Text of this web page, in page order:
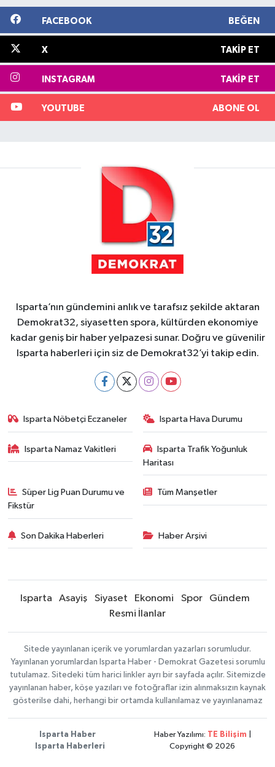
FACEBOOK BEĞEN
X TAKIP ET
INSTAGRAM TAKIP ET
YOUTUBE ABONE OL
Isparta’nın gündemini anlık ve tarafsız şekilde aktaran
Demokrat32, siyasetten spora, kültürden ekonomiye
kadar geniş bir haber yelpazesi sunar. Doğru ve güvenilir
Isparta haberleri için siz de Demokrat32’yi takip edin.
Isparta Nöbetçi Eczaneler Isparta Hava Durumu
Isparta Namaz Vakitleri
Isparta Trafik Yoğunluk
Haritası
Süper Lig Puan Durumu ve
Fikstür
Tüm Manşetler
Son Dakika Haberleri Haber Arşivi
Isparta Asayiş Siyaset Ekonomi Spor
Gündem
Resmi İlanlar
Sitede yayınlanan içerik ve yorumlardan yazarları sorumludur.
Yayınlanan yorumlardan Isparta Haber - Demokrat Gazetesi sorumlu
tutulamaz. Sitedeki tüm harici linkler ayrı bir sayfada açılır. Sitemizde
yayınlanan haber, köşe yazıları ve fotoğraflar izin alınmaksızın kaynak
gösterilse dahi, herhangi bir ortamda kullanılamaz ve yayınlanamaz
Isparta Haber
Isparta Haberleri
Haber Yazılımı: TE Bilişim
Copyright © 2026